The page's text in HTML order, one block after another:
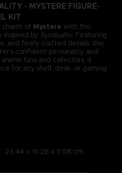
- MYSTERE FIGURE-
KIT
charm of Mystere with this
by Synduality. Featuring
and finely crafted details, this
confident personality and
fans and collectors, it
for any shelf, desk, or gaming
23.44 x 16.26 x 5.08 cm